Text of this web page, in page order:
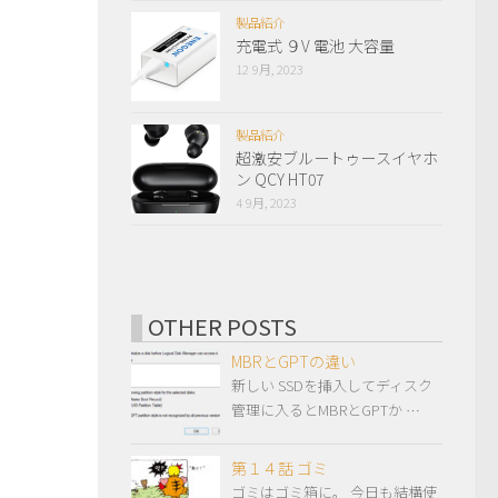
製品紹介
充電式 ９V 電池 大容量
12 9月, 2023
製品紹介
超激安ブルートゥースイヤホ
ン QCY HT07
4 9月, 2023
OTHER POSTS
MBRとGPTの違い
新しい SSDを挿入してディスク
管理に入るとMBRとGPTか …
第１４話 ゴミ
ゴミはゴミ箱に。 今日も結構使